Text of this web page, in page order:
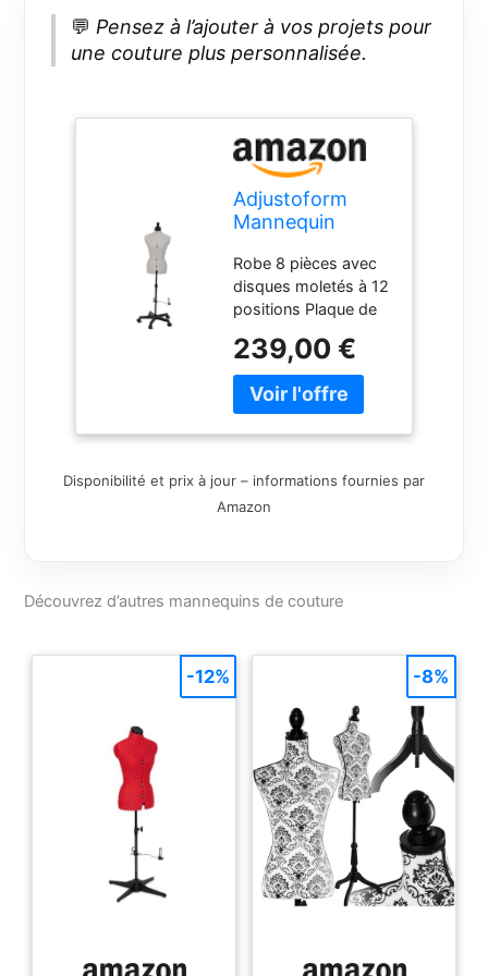
💬 Pensez à l’ajouter à vos projets pour
une couture plus personnalisée.
Adjustoform
Mannequin
Réglable, Céline
Standard Plus 8-
Partie | Petite (S)
[Taille EUR 38 à
44]
Robe 8 pièces avec
disques moletés à 12
positions Plaque de
Longueur réglable à
l'arrière. Marqueur
pour ourlet de
central. Base 5
étoiles avec roulettes
cm | Tour de taille :
hanches : 91-112 cm
38-42 cm | Tour de
cou : 37 cm | Hauteur
totale : 203 cm |
Taille aux hanches :
18 cm | Largeur des
épaules : 37 cm | De
l'épaule au mamelon :
23 cm | Veuillez
vérifier vos
dimensions avant de
239,00 €
Disponibilité et prix à jour – informations fournies par
Amazon
Découvrez d’autres mannequins de couture
-12% -8%